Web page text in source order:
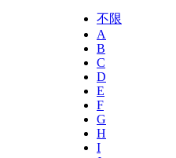
不限
A
B
C
D
E
F
G
H
I